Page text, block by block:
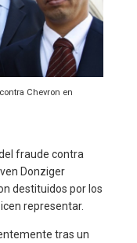
Chevron en
fraude contra
Donziger
destituidos por los
representar.
tras un